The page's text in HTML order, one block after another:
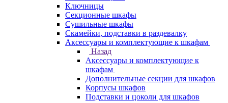
Ключницы
Секционные шкафы
Сушильные шкафы
Скамейки, подставки в раздевалку
Аксессуары и комплектующие к шкафам
Назад
Аксессуары и комплектующие к
шкафам
Дополнительные секции для шкафов
Корпусы шкафов
Подставки и цоколи для шкафов